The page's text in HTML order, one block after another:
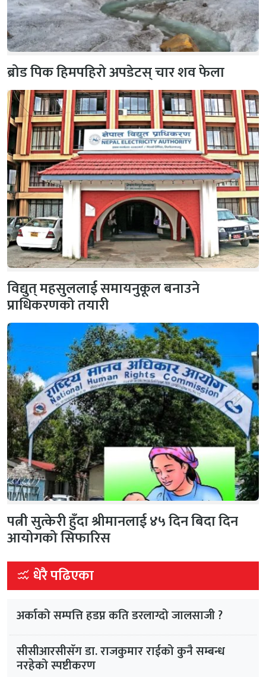
ब्रोड पिक हिमपहिरो अपडेटस् चार शव फेला
विद्युत् महसुललाई समायनुकूल बनाउने
प्राधिकरणको तयारी
पत्नी सुत्केरी हुँदा श्रीमानलाई ४५ दिन बिदा दिन
आयोगको सिफारिस
धेरै पढिएका
अर्काको सम्पत्ति हडप्न कति डरलाग्दो जालसाजी ?
सीसीआरसीसँग डा. राजकुमार राईको कुनै सम्बन्ध
नरहेको स्पष्टीकरण